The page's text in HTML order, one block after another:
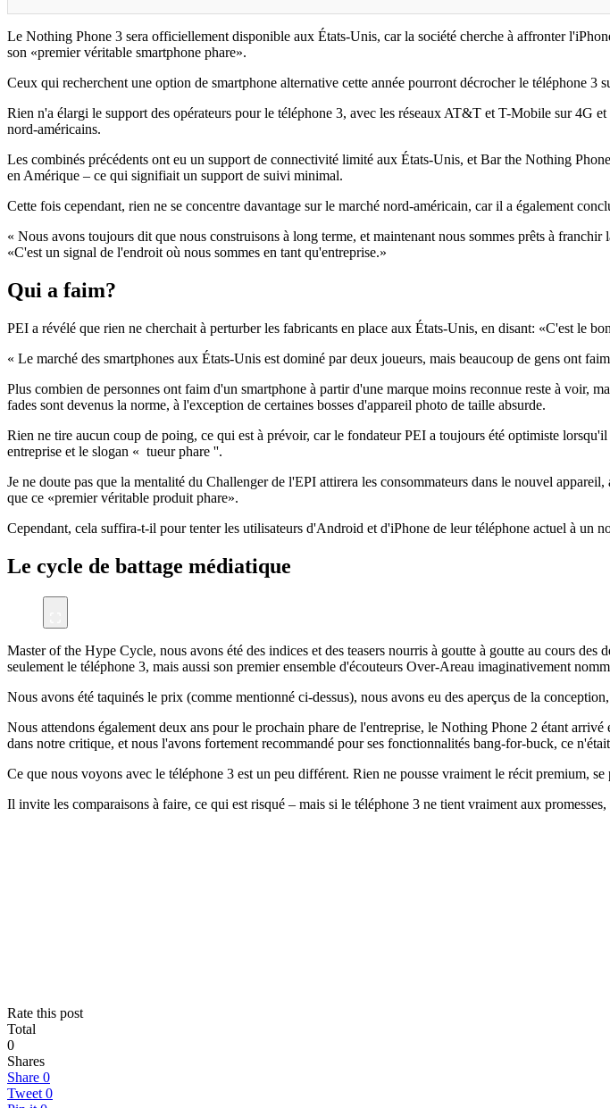
Le Nothing Phone 3 sera officiellement disponible aux États-Unis, car la société cherche à affronter
son «premier véritable smartphone phare».
Ceux qui recherchent une option de smartphone alternative cette année pourront décrocher le téléphone
Rien n'a élargi le support des opérateurs pour le téléphone 3, avec les réseaux AT&T et T-Mobile sur 4G
nord-américains.
Les combinés précédents ont eu un support de connectivité limité aux États-Unis, et Bar the Nothing
en Amérique – ce qui signifiait un support de suivi minimal.
Cette fois cependant, rien ne se concentre davantage sur le marché nord-américain, car il a également
« Nous avons toujours dit que nous construisons à long terme, et maintenant nous sommes prêts à
«C'est un signal de l'endroit où nous sommes en tant qu'entreprise.»
Qui a faim?
PEI a révélé que rien ne cherchait à perturber les fabricants en place aux États-Unis, en disant: «C'est le
« Le marché des smartphones aux États-Unis est dominé par deux joueurs, mais beaucoup de gens ont
Plus combien de personnes ont faim d'un smartphone à partir d'une marque moins reconnue reste à voir,
fades sont devenus la norme, à l'exception de certaines bosses d'appareil photo de taille absurde.
Rien ne tire aucun coup de poing, ce qui est à prévoir, car le fondateur PEI a toujours été optimiste
entreprise et le slogan « tueur phare ''.
Je ne doute pas que la mentalité du Challenger de l'EPI attirera les consommateurs dans le nouvel
que ce «premier véritable produit phare».
Cependant, cela suffira-t-il pour tenter les utilisateurs d'Android et d'iPhone de leur téléphone actuel à un
Le cycle de battage médiatique
Master of the Hype Cycle, nous avons été des indices et des teasers nourris à goutte à goutte au cours
seulement le téléphone 3, mais aussi son premier ensemble d'écouteurs Over-Areau imaginativement
Nous avons été taquinés le prix (comme mentionné ci-dessus), nous avons eu des aperçus de la
Nous attendons également deux ans pour le prochain phare de l'entreprise, le Nothing Phone 2 étant
dans notre critique, et nous l'avons fortement recommandé pour ses fonctionnalités bang-for-buck, ce
Ce que nous voyons avec le téléphone 3 est un peu différent. Rien ne pousse vraiment le récit premium,
Il invite les comparaisons à faire, ce qui est risqué – mais si le téléphone 3 ne tient vraiment aux
Rate this post
Total
0
Shares
Share 0
Tweet 0